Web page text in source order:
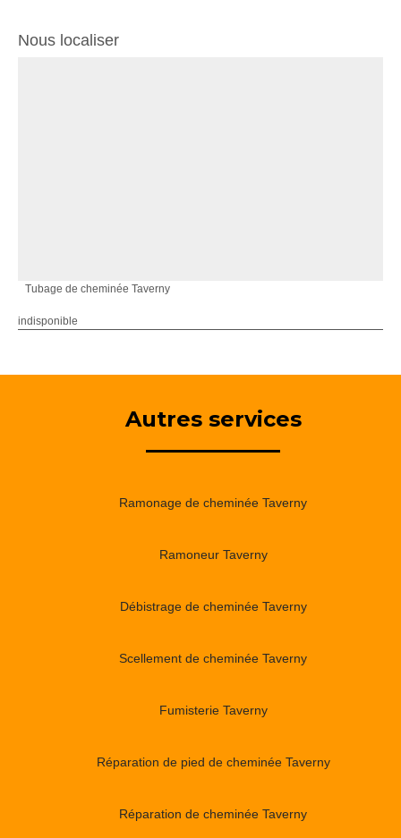
Nous localiser
Tubage de cheminée Taverny
indisponible
Autres services
Ramonage de cheminée Taverny
Ramoneur Taverny
Débistrage de cheminée Taverny
Scellement de cheminée Taverny
Fumisterie Taverny
Réparation de pied de cheminée Taverny
Réparation de cheminée Taverny